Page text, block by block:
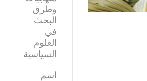
وطرق
البحث
في
العلوم
السياسية.
اسم